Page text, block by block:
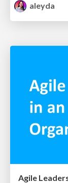
aleyda
Agile